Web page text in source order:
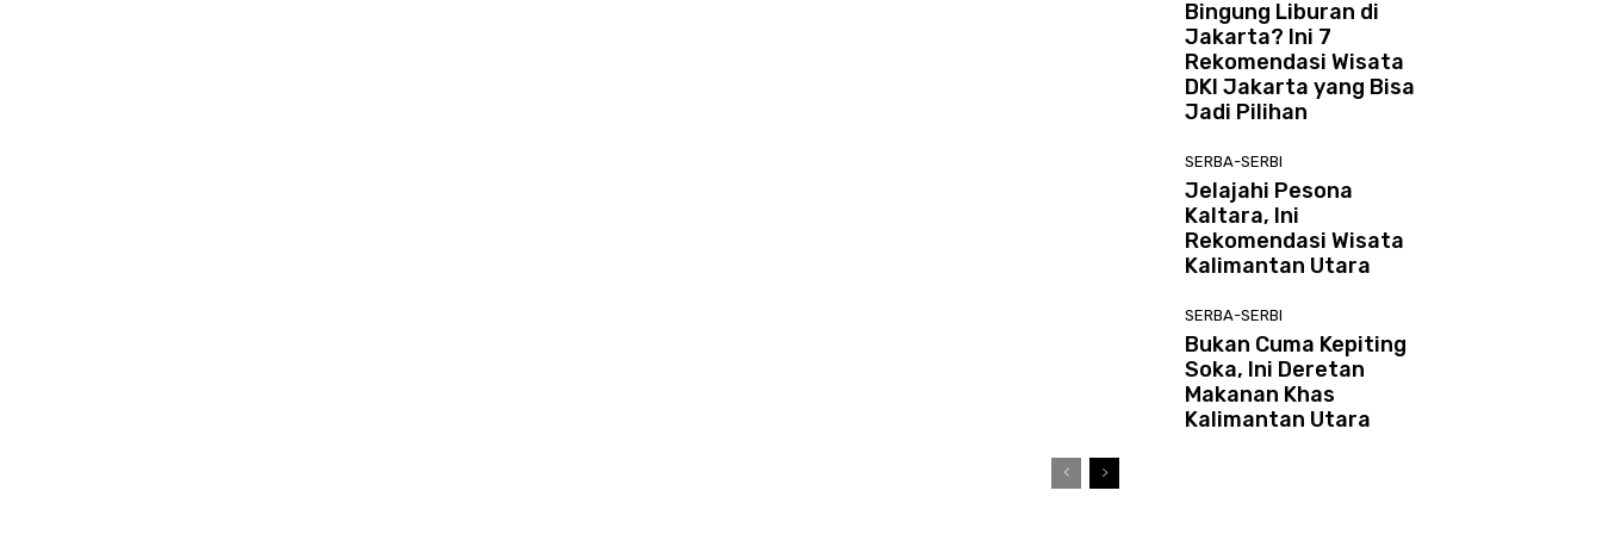
Bingung Liburan di
Jakarta? Ini 7
Rekomendasi Wisata
DKI Jakarta yang Bisa
Jadi Pilihan
SERBA-SERBI
Jelajahi Pesona
Kaltara, Ini
Rekomendasi Wisata
Kalimantan Utara
SERBA-SERBI
Bukan Cuma Kepiting
Soka, Ini Deretan
Makanan Khas
Kalimantan Utara